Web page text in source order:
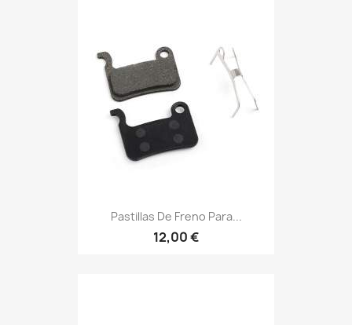
Pastillas De Freno Para...
12,00 €